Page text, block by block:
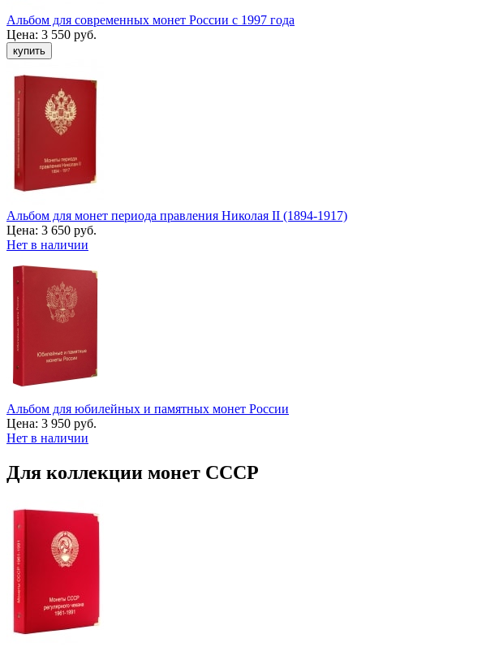
Альбом для современных монет России с 1997 года
Цена: 3 550 руб.
Альбом для монет периода правления Николая II (1894-1917)
Цена: 3 650 руб.
Нет в наличии
Альбом для юбилейных и памятных монет России
Цена: 3 950 руб.
Нет в наличии
Для коллекции монет СССР